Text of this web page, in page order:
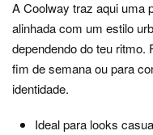
A Coolway traz aqui uma
alinhada com um estilo
dependendo do teu ritmo.
fim de semana ou para
identidade.
Ideal para looks